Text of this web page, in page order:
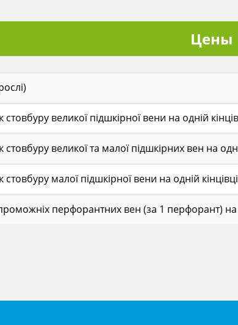
Цены
стовбуру великої підшкірної вени на одній
стовбуру великої та малої підшкірних вен на
стовбуру малої підшкірної вени на одній
перфорантних вен (за 1 перфорант) на